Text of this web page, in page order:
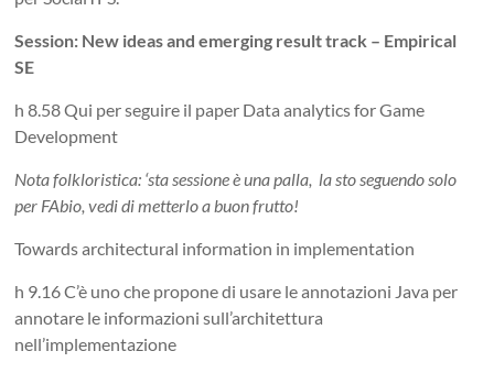
Session: New ideas and emerging result track – Empirical
SE
h 8.58 Qui per seguire il paper Data analytics for Game
Development
Nota folkloristica: ‘sta sessione è una palla, la sto seguendo solo
per FAbio, vedi di metterlo a buon frutto!
Towards architectural information in implementation
h 9.16 C’è uno che propone di usare le annotazioni Java per
annotare le informazioni sull’architettura
nell’implementazione